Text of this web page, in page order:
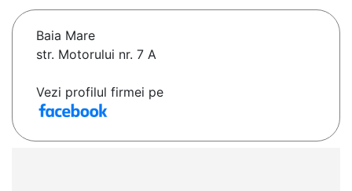
Baia Mare
str. Motorului nr. 7 A
Vezi profilul firmei pe